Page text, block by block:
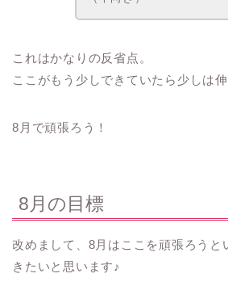
これはかなりの反省点。
ここがもう少しできていたら少しは
8月で頑張ろう！
8月の目標
改めまして、8月はここを頑張ろうと
きたいと思います♪